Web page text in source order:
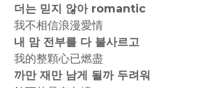
더는 믿지 않아 romantic
我不相信浪漫愛情
내 맘 전부를 다 불사르고
我的整顆心已燃盡
까만 재만 남게 될까 두려워